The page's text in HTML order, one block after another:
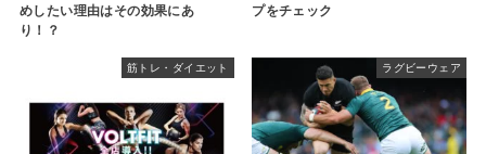
めしたい理由はその効果にあ
り！？
プをチェック
筋トレ・ダイエット ラグビーウェア